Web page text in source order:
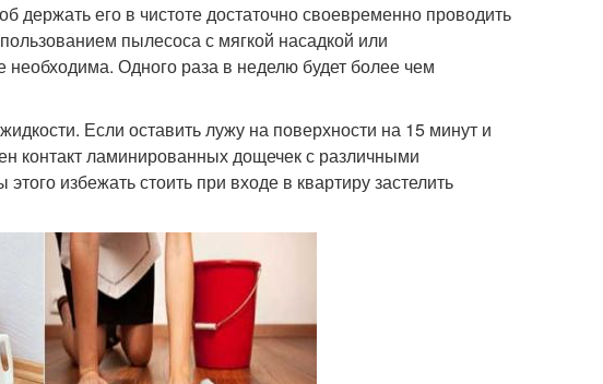
держать его в чистоте достаточно своевременно проводить
пылесоса с мягкой насадкой или
Одного раза в неделю будет более чем
Если оставить лужу на поверхности на 15 минут и
контакт ламинированных дощечек с различными
избежать стоить при входе в квартиру застелить